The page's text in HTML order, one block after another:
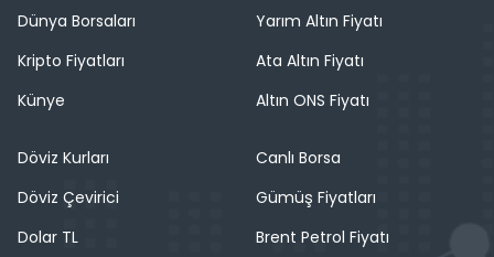
Dünya Borsaları
Kripto Fiyatları
Künye
Yarım Altın Fiyatı
Ata Altın Fiyatı
Altın ONS Fiyatı
Döviz Kurları
Döviz Çevirici
Dolar TL
Canlı Borsa
Gümüş Fiyatları
Brent Petrol Fiyatı